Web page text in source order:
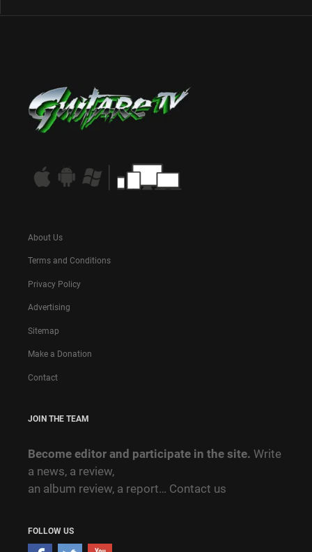
About Us
Terms and Conditions
Privacy Policy
Advertising
Sitemap
Make a Donation
Contact
JOIN THE TEAM
Become editor and participate in the site. Write
a news, a review,
an album review, a report… Contact us
FOLLOW US